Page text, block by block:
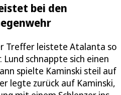
bei den
Treffer leistete Atalanta so
schnappte sich einen
spielte Kaminski steil auf
legte zurück auf Kaminski,